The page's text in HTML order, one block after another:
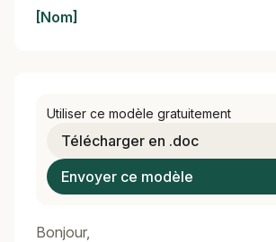
[Nom]
Utiliser ce modèle gratuitement
Télécharger en .doc
Envoyer ce modèle
Bonjour,